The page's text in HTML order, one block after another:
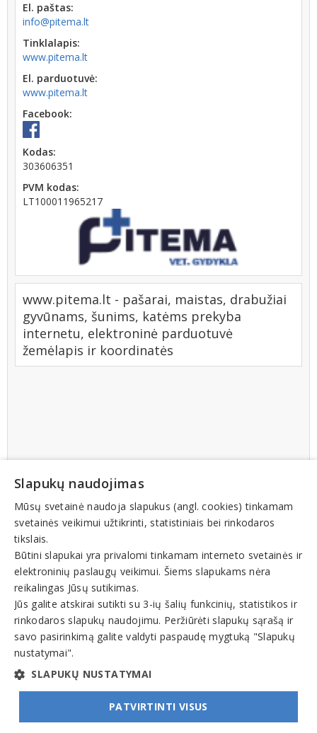
El. paštas:
info@pitema.lt
Tinklalapis:
www.pitema.lt
El. parduotuvė:
www.pitema.lt
Facebook:
Kodas:
303606351
PVM kodas:
LT100011965217
www.pitema.lt - pašarai, maistas, drabužiai
gyvūnams, šunims, katėms prekyba
internetu, elektroninė parduotuvė
žemėlapis ir koordinatės
© INFOMINTA, UAB. Visos teisės saugomos. Telefonas
info@1551.info
Slapukų naudojimas
Mūsų svetainė naudoja slapukus (angl. cookies) tinkamam
svetainės veikimui užtikrinti, statistiniais bei rinkodaros
tikslais.
Būtini slapukai yra privalomi tinkamam interneto svetainės ir
elektroninių paslaugų veikimui. Šiems slapukams nėra
reikalingas Jūsų sutikimas.
Jūs galite atskirai sutikti su 3-ių šalių funkcinių, statistikos ir
rinkodaros slapukų naudojimu. Peržiūrėti slapukų sąrašą ir
savo pasirinkimą galite valdyti paspaudę mygtuką "Slapukų
nustatymai".
SLAPUKŲ NUSTATYMAI
PATVIRTINTI VISUS